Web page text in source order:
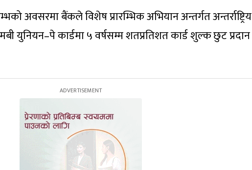
अवसरमा बैंकले विशेष प्रारम्भिक अभियान अन्तर्गत
युनियन–पे कार्डमा ५ वर्षसम्म शतप्रतिशत कार्ड शुल्क छुट प्रदान